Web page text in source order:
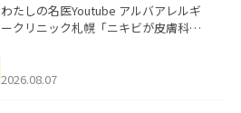
わたしの名医Youtube アルバアレルギ
ークリニック札幌「ニキビが皮膚科で
ました。
2026.08.07